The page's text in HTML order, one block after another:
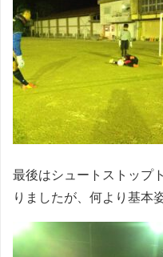
最後はシュートストップ
りましたが、何より基本